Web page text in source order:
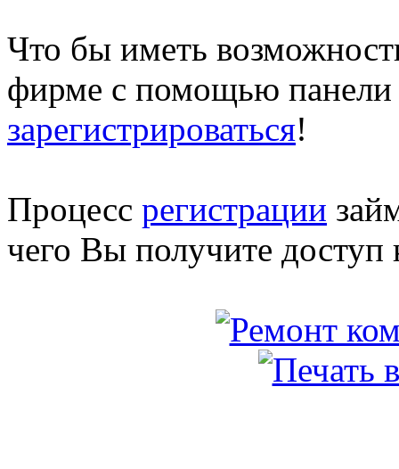
Что бы иметь
фирме с помощью панели
зарегистрироваться!
Процесс регистрации
чего Вы получите доступ